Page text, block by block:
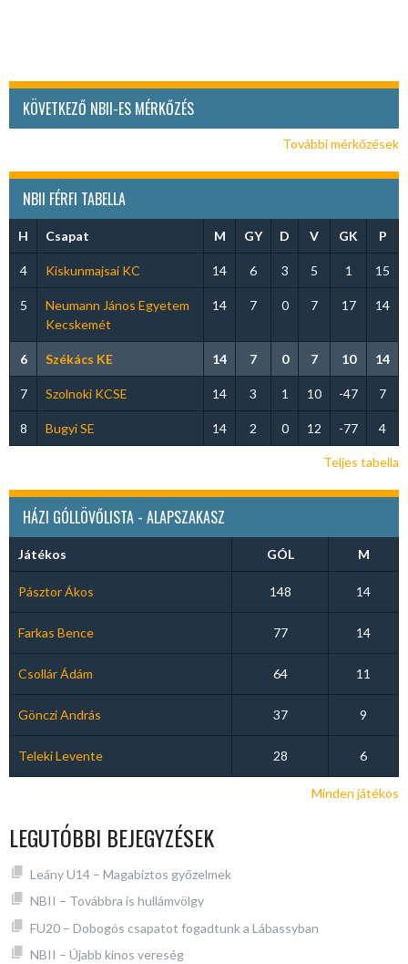
KÖVETKEZŐ NBII-ES MÉRKŐZÉS
További mérkőzések
NBII FÉRFI TABELLA
H Csapat M GY D V GK P
4 Kiskunmajsai KC 14 6 3 5 1 15
5
Neumann János Egyetem
Kecskemét
14 7 0 7 17 14
6 Székács KE 14 7 0 7 10 14
7 Szolnoki KCSE 14 3 1 10 -47 7
8 Bugyi SE 14 2 0 12 -77 4
Teljes tabella
HÁZI GÓLLÖVŐLISTA - ALAPSZAKASZ
Játékos GÓL M
Pásztor Ákos 148 14
Farkas Bence 77 14
Csollár Ádám 64 11
Gönczi András 37 9
Teleki Levente 28 6
Minden játékos
LEGUTÓBBI BEJEGYZÉSEK
Leány U14 – Magabiztos győzelmek
NBII – Továbbra is hullámvölgy
FU20 – Dobogós csapatot fogadtunk a Lábassyban
NBII – Újabb kínos vereség